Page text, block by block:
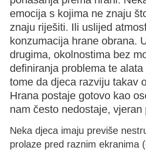
emocija s kojima ne znaju
znaju riješiti. Ili uslijed
konzumacija hrane obrana.
drugima, okolnostima bez
definiranja problema te
tome da djeca razviju takav
Hrana postaje gotovo kao
nam često nedostaje,
Neka djeca imaju previše
prolaze pred raznim ekranima